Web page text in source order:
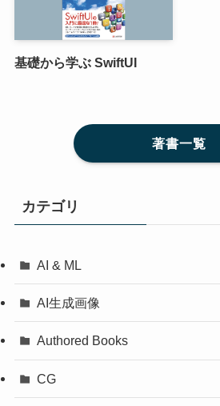
基礎から学ぶ SwiftUI
著書一覧
カテゴリ
AI & ML
AI生成画像
Authored Books
CG